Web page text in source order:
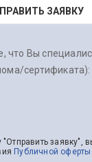
что Вы
сертификата):
заявку",
Публичной оферты